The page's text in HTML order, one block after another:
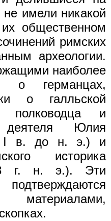
имели никакой
общественном
римских
археологии.
наиболее
о германцах,
о галльской
полководца и
деятеля Юлия
I в. до н. э.) и
историка
г. н. э.). Эти
материалами,